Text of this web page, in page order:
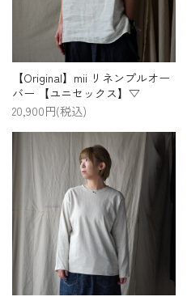
【Original】mii リネンプルオー
バー 【ユニセックス】▽
20,900円(税込)